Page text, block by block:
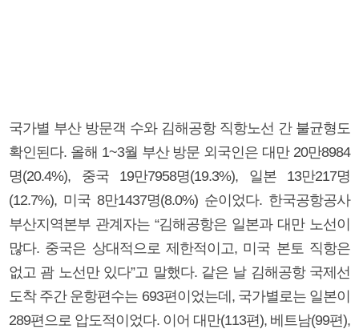
국가별 부산 방문객 수와 김해공항 직항노선 간 불균형도
확인된다. 올해 1~3월 부산 방문 외국인은 대만 20만8984
명(20.4%), 중국 19만7958명(19.3%), 일본 13만217명
(12.7%), 미국 8만1437명(8.0%) 순이었다. 한국공항공사
부산지역본부 관계자는 “김해공항은 일본과 대만 노선이
많다. 중국은 상대적으로 제한적이고, 미국 본토 직항은
없고 괌 노선만 있다”고 말했다. 같은 날 김해공항 국제선
도착 주간 운항편수는 693편이었는데, 국가별로는 일본이
289편으로 압도적이었다. 이어 대만(113편), 베트남(99편),